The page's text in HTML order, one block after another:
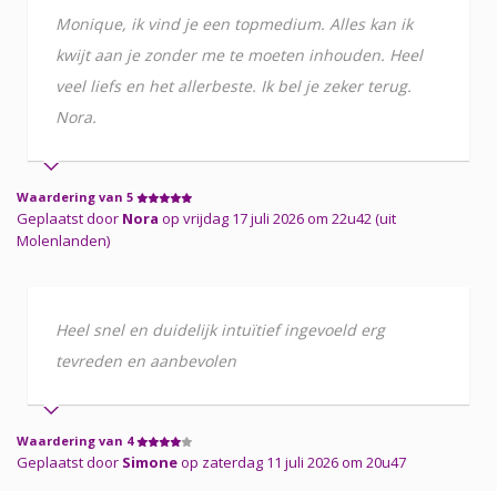
Monique, ik vind je een topmedium. Alles kan ik
kwijt aan je zonder me te moeten inhouden. Heel
veel liefs en het allerbeste. Ik bel je zeker terug.
Nora.
Waardering van 5
Geplaatst door Nora op vrijdag 17 juli 2026 om 22u42 (uit
Molenlanden)
Heel snel en duidelijk intuïtief ingevoeld erg
tevreden en aanbevolen
Waardering van 4
Geplaatst door Simoneop zaterdag 11 juli 2026 om 20u47